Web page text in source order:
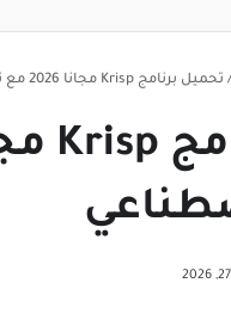
/ تحميل برنامج Krisp مجانا 2026 مع تقنيات الذكاء الاصطناعي